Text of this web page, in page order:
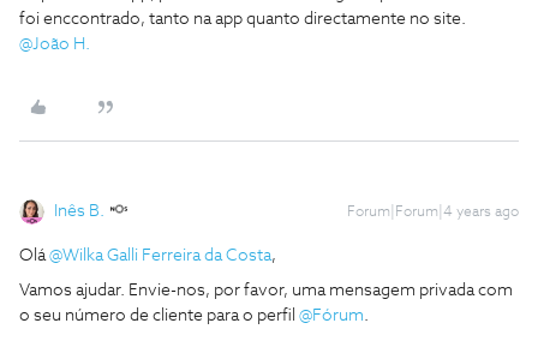
foi enccontrado, tanto na app quanto directamente no site.
@João H.
Inês B. Forum|Forum|4 years ago
Olá@Wilka Galli Ferreira da Costa,
Vamos ajudar. Envie-nos, por favor, uma mensagem privada com
o seu número de cliente para o perfil @Fórum.